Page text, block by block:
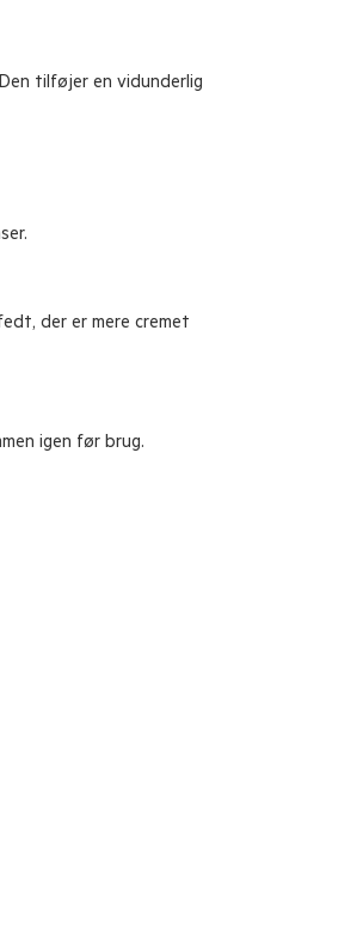
tilføjer en vidunderlig
der er mere cremet
igen før brug.